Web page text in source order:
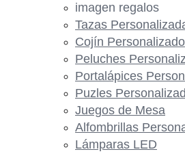
imagen regalos
Tazas
Cojín Personalizado
Peluches
Portalápices
Puzles
Juegos de Mesa
Alfombrillas
Lámparas LED